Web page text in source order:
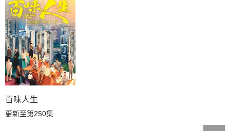
百味人生
更新至第250集